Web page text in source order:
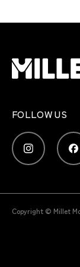
FOLLOW US
Copyright © Millet